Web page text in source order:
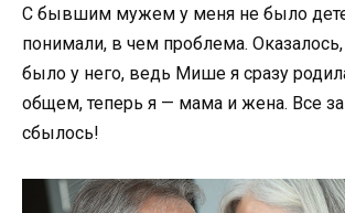
С бывшим мужем у меня не было
понимали, в чем проблема.
было у него, ведь Мише я сразу
общем, теперь я — мама и жена. Все
сбылось!